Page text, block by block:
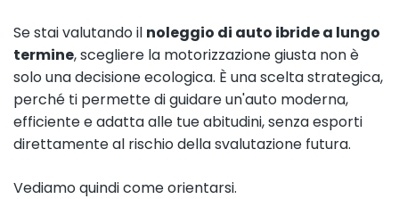
Se stai valutando il noleggio di auto ibride a lungo
termine, scegliere la motorizzazione giusta non è
solo una decisione ecologica. È una scelta strategica,
perché ti permette di guidare un'auto moderna,
efficiente e adatta alle tue abitudini, senza esporti
direttamente al rischio della svalutazione futura.
Vediamo quindi come orientarsi.